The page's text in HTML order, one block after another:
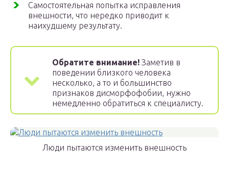
Самостоятельная попытка исправления
внешности, что нередко приводит к
наихудшему результату.
Обратите внимание! Заметив в
поведении близкого человека
несколько, а то и большинство
признаков дисморфофобии, нужно
немедленно обратиться к специалисту.
Люди пытаются изменить внешность